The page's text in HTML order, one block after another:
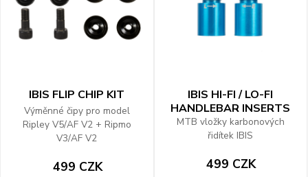
IBIS FLIP CHIP KIT
Výměnné čipy pro model
Ripley V5/AF V2 + Ripmo
V3/AF V2
499 CZK
IBIS HI-FI / LO-FI
HANDLEBAR INSERTS
MTB vložky karbonových
řidítek IBIS
499 CZK